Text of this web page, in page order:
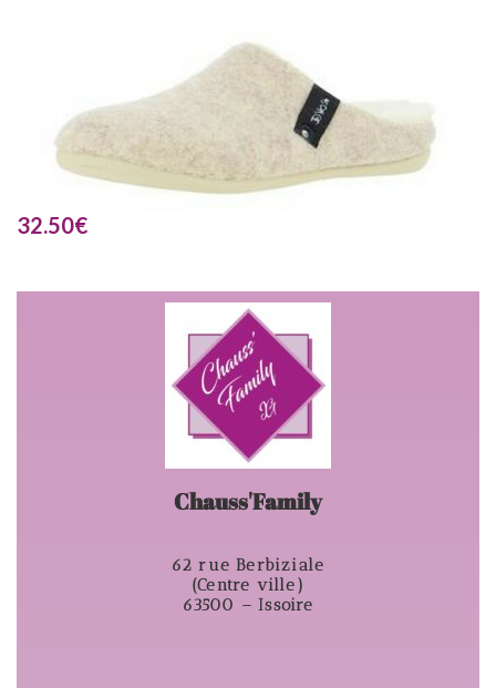
32.50€
Chauss'Family
62 rue Berbiziale
(Centre ville)
63500 – Issoire